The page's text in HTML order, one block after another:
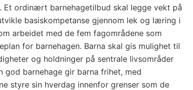
Et ordinært barnehagetilbud skal legge vekt på
basiskompetanse gjennom lek og læring i
arbeidet med de fem fagområdene som
for barnehagen. Barna skal gis mulighet til
og holdninger på sentrale livsområder
god barnehage gir barna frihet, med
styre sin hverdag innenfor grenser som de